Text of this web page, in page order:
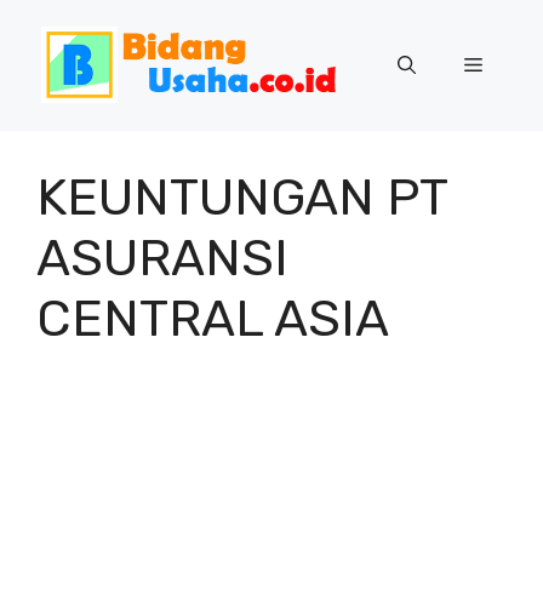
Menu
KEUNTUNGAN PT
ASURANSI
CENTRAL ASIA